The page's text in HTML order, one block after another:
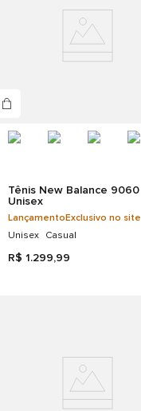
Tênis New Balance 9060
Unisex
LançamentoExclusivo no site
Unisex Casual
R$ 1.299,99